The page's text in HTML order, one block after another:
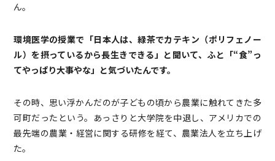
ん。
環境医学の授業で「日本人は、緑茶でカテキン（ポリフェノー
ル）を摂っているから長生きできる」と聞いて、ふと「“食”っ
てやっぱり大事やな」と気づいたんです。
その時、思い浮かんだのが子どもの頃から農業に触れてきた多
可町だったという。あっさりと大学院を中退し、アメリカでの
最先端の農業・経営に関する研修を経て、農業法人を立ち上げ
た。